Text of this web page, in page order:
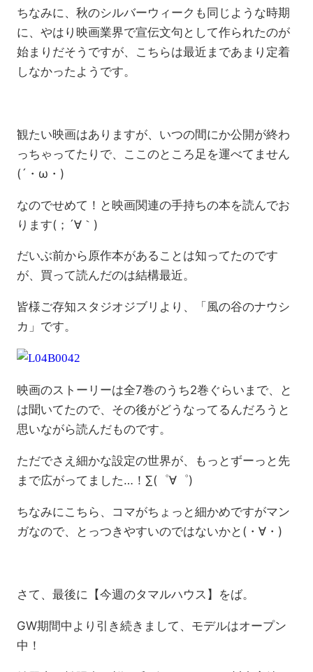
ちなみに、秋のシルバーウィークも同じような時期
に、やはり映画業界で宣伝文句として作られたのが
始まりだそうですが、こちらは最近まであまり定着
しなかったようです。
観たい映画はありますが、いつの間にか公開が終わ
っちゃってたりで、ここのところ足を運べてません
(´・ω・)
なのでせめて！と映画関連の手持ちの本を読んでお
ります(；´∀｀)
だいぶ前から原作本があることは知ってたのです
が、買って読んだのは結構最近。
皆様ご存知スタジオジブリより、「風の谷のナウシ
カ」です。
映画のストーリーは全7巻のうち2巻ぐらいまで、と
は聞いてたので、その後がどうなってるんだろうと
思いながら読んだものです。
ただでさえ細かな設定の世界が、もっとずーっと先
まで広がってました…！∑(゜∀゜)
ちなみにこちら、コマがちょっと細かめですがマン
ガなので、とっつきやすいのではないかと(・∀・)
さて、最後に【今週のタマルハウス】をば。
GW期間中より引き続きまして、モデルはオープン
中！